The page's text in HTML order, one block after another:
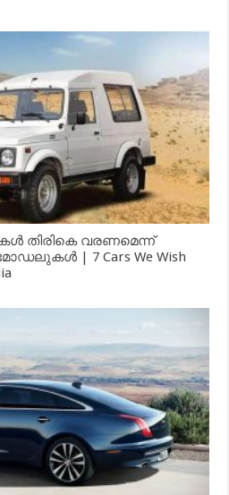
തിരികെ വരണമെന്ന്
| 7 Cars We Wish